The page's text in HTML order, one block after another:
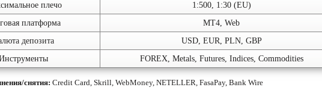
плечо
1:500, 1:30 (EU)
платформа
MT4, Web
депозита
USD, EUR, PLN, GBP
FOREX, Metals, Futures, Indices, Commodities
снятия: Credit Card, Skrill, WebMoney, NETELLER, FasaPay, Bank Wire